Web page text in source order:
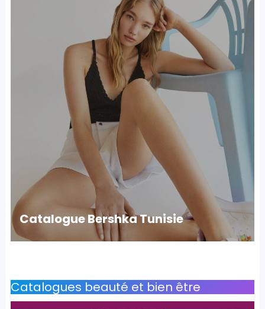
Catalogue Bershka Tunisie
Catalogues beauté et bien être